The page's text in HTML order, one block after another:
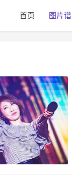
首页 图片谱